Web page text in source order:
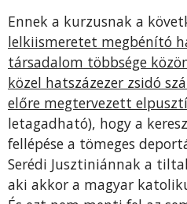
Ennek a kurzusnak a
lelkiis­meretet megbénító
társadalom többsége
közel hatszázezer zsi­dó
előre meg­tervezett
letagadható), hogy a
fellépése a tömeges
Serédi Jusztiniánnak a
aki akkor a magyar